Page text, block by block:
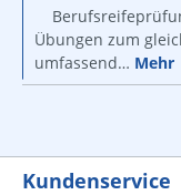
Übungen zum
umfassend… Mehr
Kundenservice